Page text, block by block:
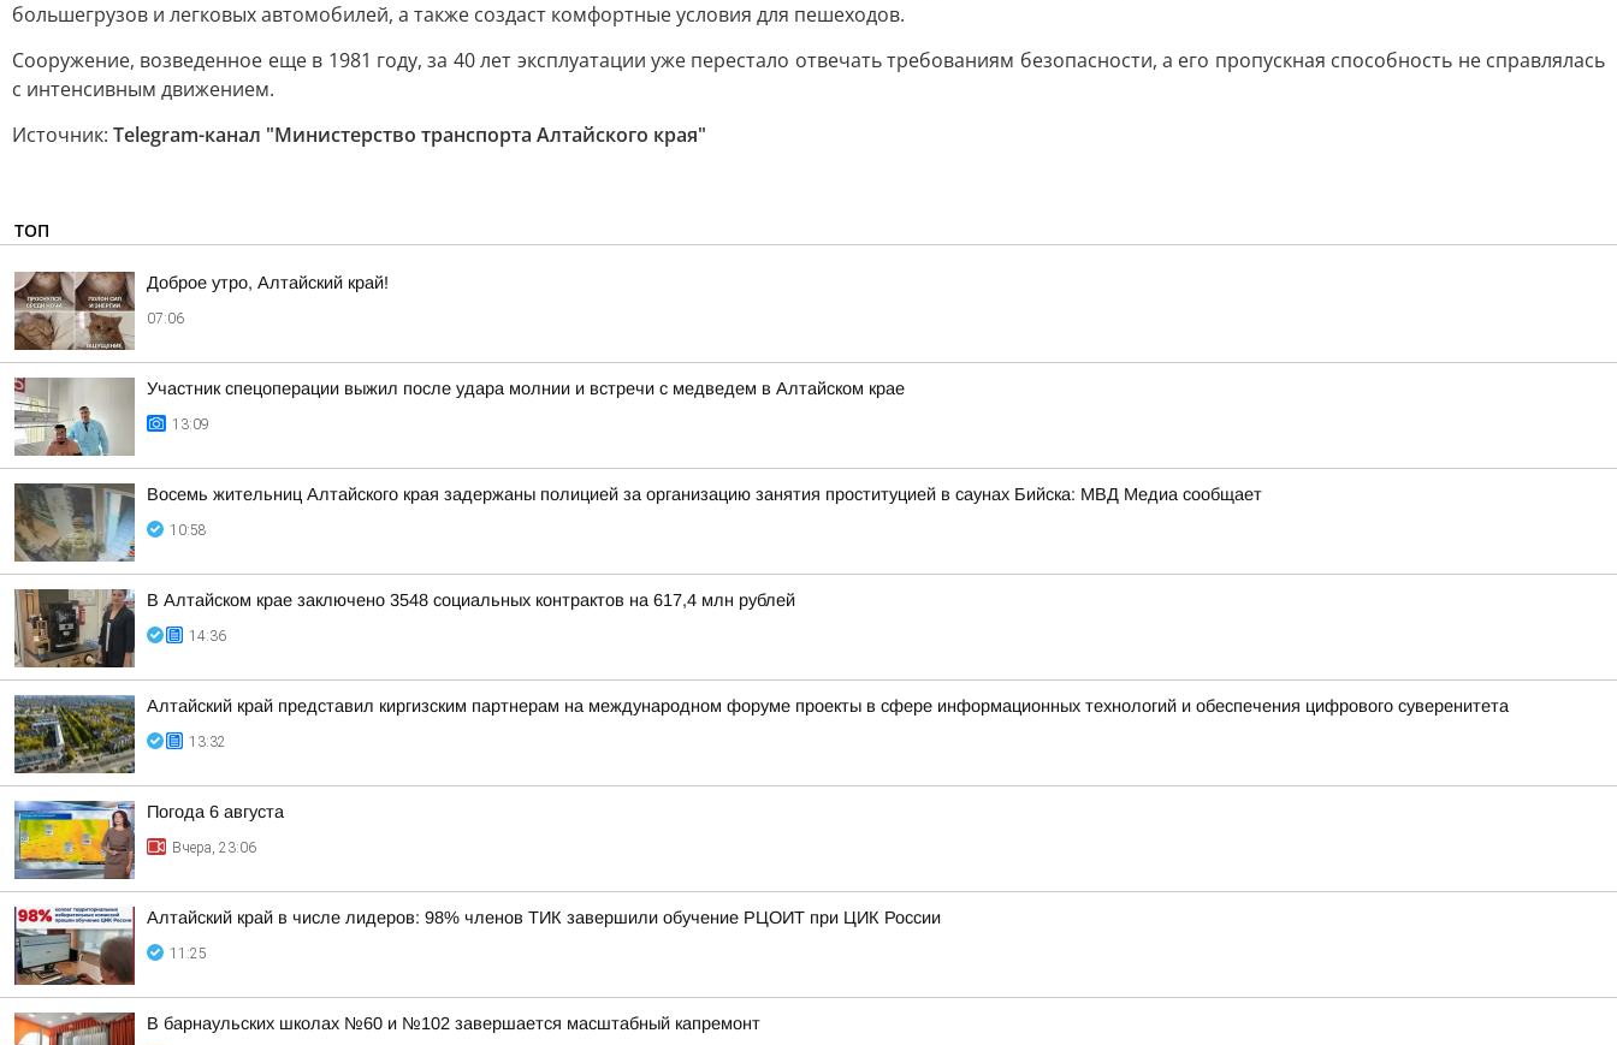
большегрузов и легковых автомобилей, а также создаст комфортные условия для пешеходов.
Сооружение, возведенное еще в 1981 году, за 40 лет эксплуатации уже перестало отвечать требованиям безопасности, а его пропускная способность не справлялась
с интенсивным движением.
Источник: Telegram-канал "Министерство транспорта Алтайского края"
ТОП
Доброе утро, Алтайский край!
07:06
Участник спецоперации выжил после удара молнии и встречи с медведем в Алтайском крае
13:09
Восемь жительниц Алтайского края задержаны полицией за организацию занятия проституцией в саунах Бийска: МВД Медиа сообщает
10:58
В Алтайском крае заключено 3548 социальных контрактов на 617,4 млн рублей
14:36
Алтайский край представил киргизским партнерам на международном форуме проекты в сфере информационных технологий и обеспечения цифрового суверенитета
13:32
Погода 6 августа
Вчера, 23:06
Алтайский край в числе лидеров: 98% членов ТИК завершили обучение РЦОИТ при ЦИК России
11:25
В барнаульских школах №60 и №102 завершается масштабный капремонт